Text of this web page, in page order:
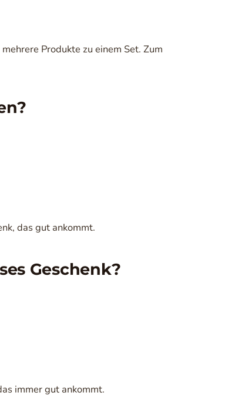
Produkte zu einem Set. Zum
das gut ankommt.
Geschenk?
immer gut ankommt.